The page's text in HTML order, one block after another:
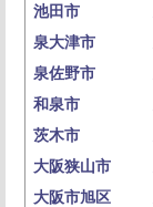
池田市
泉大津市
泉佐野市
和泉市
茨木市
大阪狭山市
大阪市旭区